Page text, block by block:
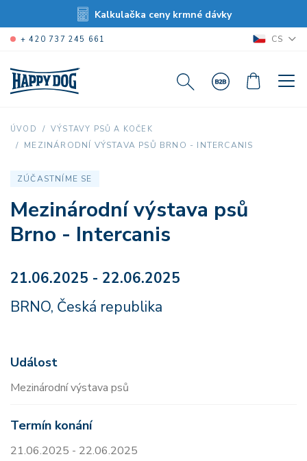
Kalkulačka ceny krmné dávky
+ 420 737 245 661 CS
ÚVOD VÝSTAVY PSŮ A KOČEK
MEZINÁRODNÍ VÝSTAVA PSŮ BRNO - INTERCANIS
ZÚČASTNÍME SE
Mezinárodní výstava psů
Brno - Intercanis
21.06.2025 - 22.06.2025
BRNO, Česká republika
Událost
Mezinárodní výstava psů
Termín konání
21.06.2025 - 22.06.2025